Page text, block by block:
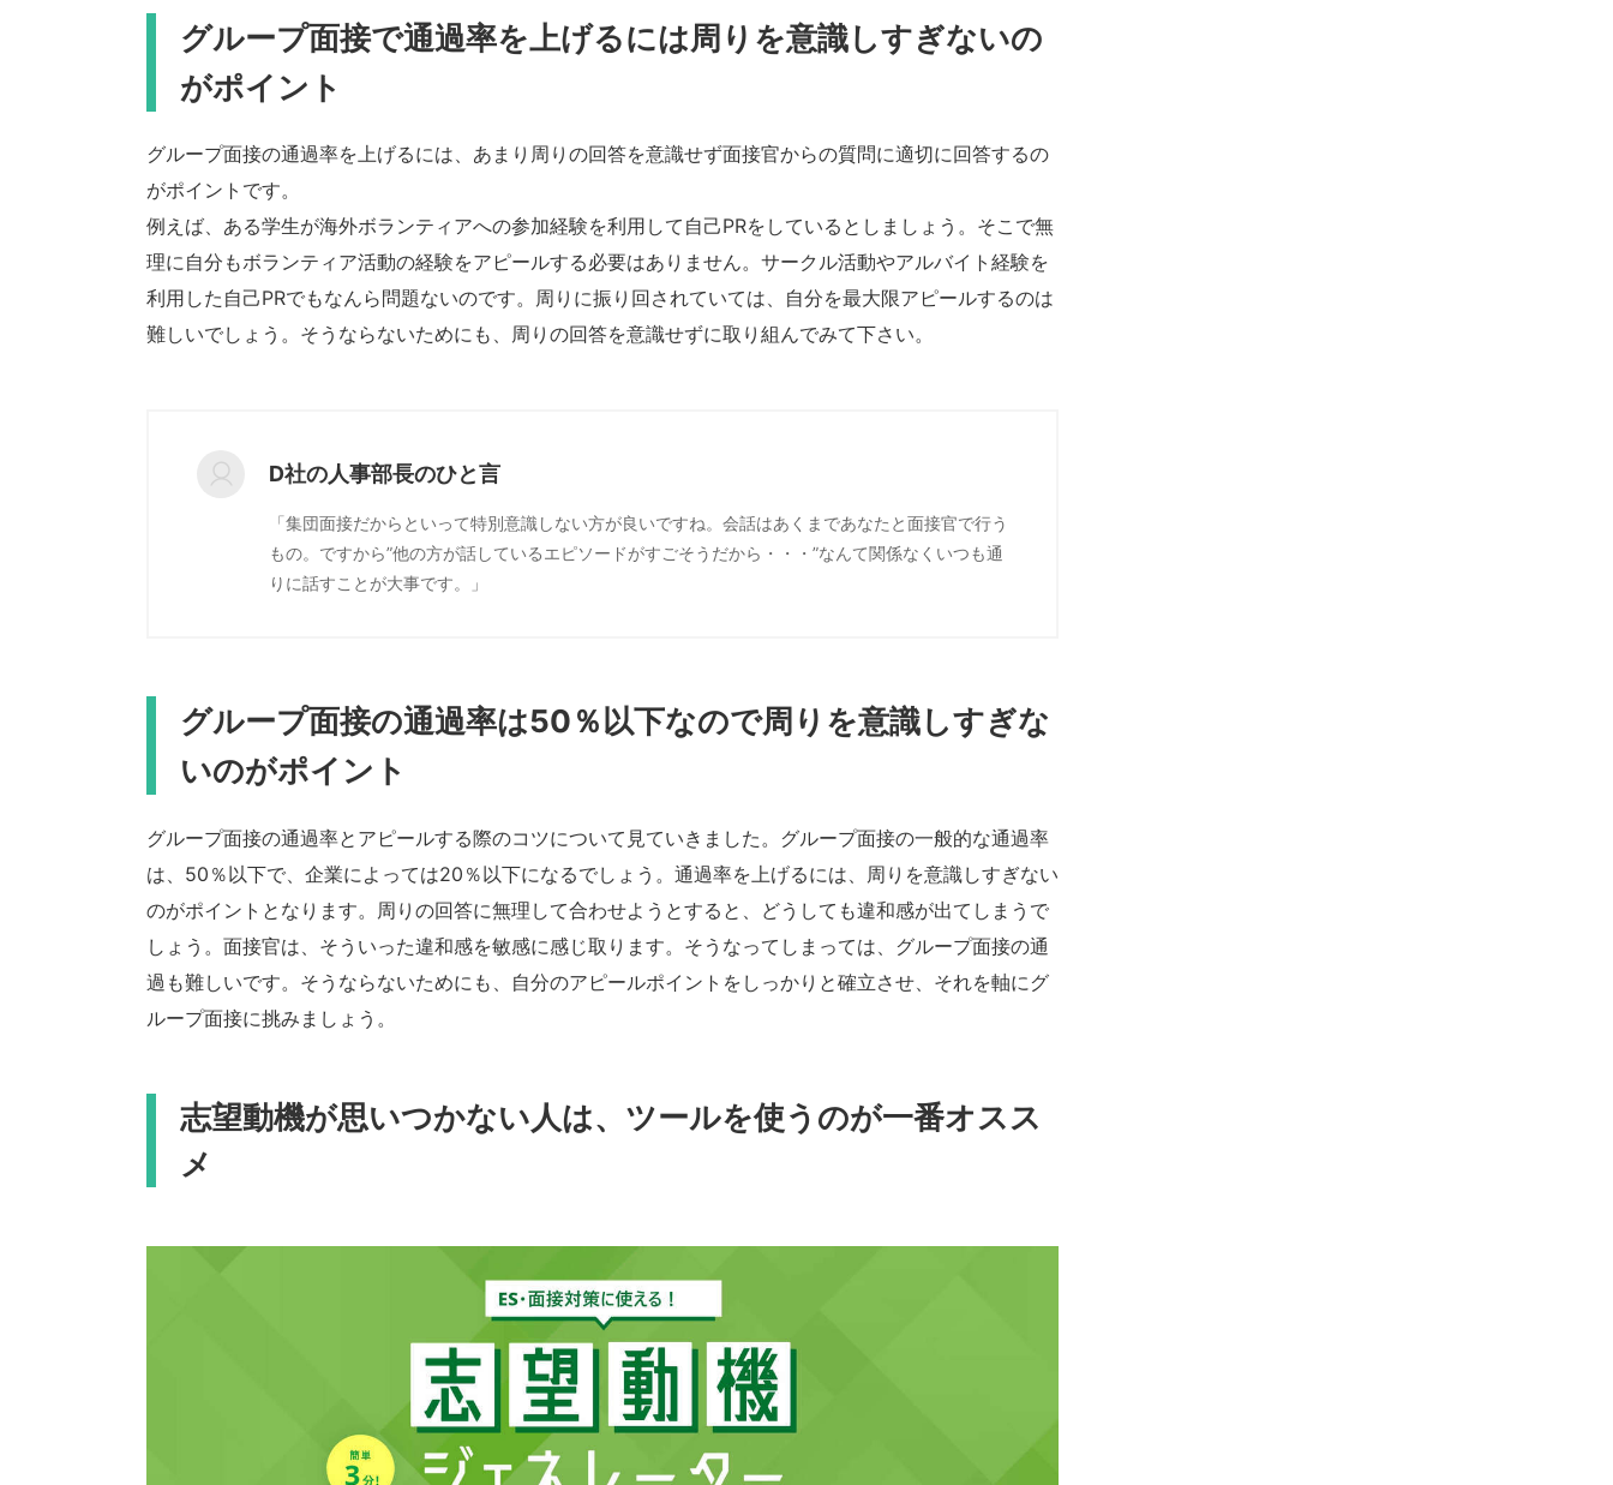
グループ面接で通過率を上げるには周りを意識しすぎないの
がポイント
グループ面接の通過率を上げるには、あまり周りの回答を意識せず面接官からの質問に適切に回答するの
がポイントです。
例えば、ある学生が海外ボランティアへの参加経験を利用して自己PRをしているとしましょう。そこで無
理に自分もボランティア活動の経験をアピールする必要はありません。サークル活動やアルバイト経験を
利用した自己PRでもなんら問題ないのです。周りに振り回されていては、自分を最大限アピールするのは
難しいでしょう。そうならないためにも、周りの回答を意識せずに取り組んでみて下さい。
D社の人事部長のひと言
「集団面接だからといって特別意識しない方が良いですね。会話はあくまであなたと面接官で行う
もの。ですから”他の方が話しているエピソードがすごそうだから・・・”なんて関係なくいつも通
りに話すことが大事です。」
グループ面接の通過率は50％以下なので周りを意識しすぎな
いのがポイント
グループ面接の通過率とアピールする際のコツについて見ていきました。グループ面接の一般的な通過率
は、50％以下で、企業によっては20％以下になるでしょう。通過率を上げるには、周りを意識しすぎない
のがポイントとなります。周りの回答に無理して合わせようとすると、どうしても違和感が出てしまうで
しょう。面接官は、そういった違和感を敏感に感じ取ります。そうなってしまっては、グループ面接の通
過も難しいです。そうならないためにも、自分のアピールポイントをしっかりと確立させ、それを軸にグ
ループ面接に挑みましょう。
志望動機が思いつかない人は、ツールを使うのが一番オスス
メ